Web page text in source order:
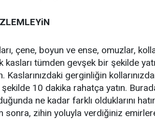
çene, boyun ve ense, omuzlar,
kasları tümden gevşek bir şekilde
gerginliğin
10 dakika rahatça yatın.
ne kadar farklı olduklarını
sonra, zihin yoluyla verdiğiniz